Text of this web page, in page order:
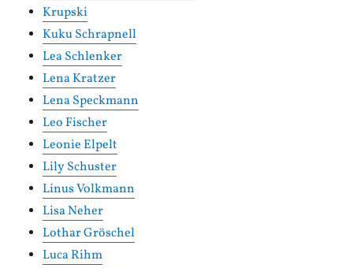
Krupski
Kuku Schrapnell
Lea Schlenker
Lena Kratzer
Lena Speckmann
Leo Fischer
Leonie Elpelt
Lily Schuster
Linus Volkmann
Lisa Neher
Lothar Gröschel
Luca Rihm